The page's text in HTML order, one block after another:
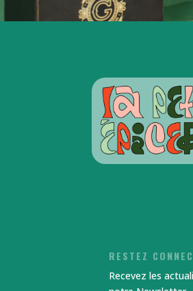
RESTEZ
Recevez les